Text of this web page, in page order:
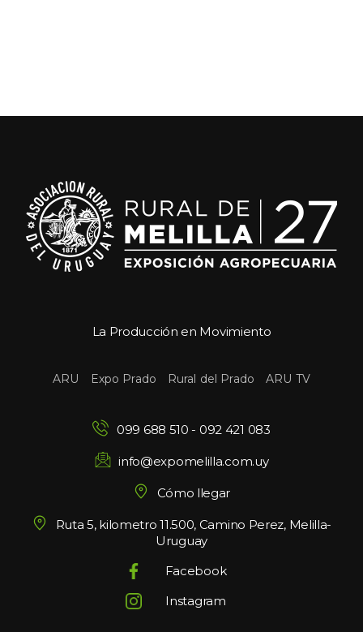
La Producción en Movimiento
ARU Expo Prado Rural del Prado ARU TV
099 688 510 - 092 421 083
info@expomelilla.com.uy
Cómo llegar
Ruta 5, kilometro 11.500, Camino Perez, Melilla-
Uruguay
Facebook
Instagram